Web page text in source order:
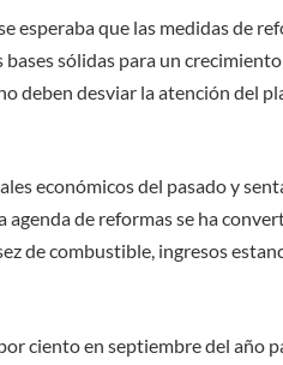
esperaba que las medidas de
sólidas para un crecimiento
deben desviar la atención del
económicos del pasado y
de reformas se ha
de combustible, ingresos
ciento en septiembre del año